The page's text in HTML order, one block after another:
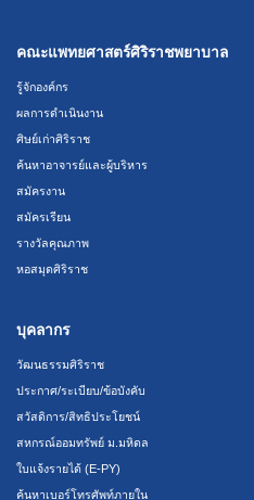
คณะแพทยศาสตร์ศิริราชพยาบาล
รู้จักองค์กร
ผลการดำเนินงาน
ศิษย์เก่าศิริราช
ค้นหาอาจารย์และผู้บริหาร
สมัครงาน
สมัครเรียน
รางวัลคุณภาพ
หอสมุดศิริราช
บุคลากร
วัฒนธรรมศิริราช
ประกาศ/ระเบียบ/ข้อบังคับ
สวัสดิการ/สิทธิประโยชน์
สหกรณ์ออมทรัพย์ ม.มหิดล
ใบแจ้งรายได้ (E-PY)
ค้นหาเบอร์โทรศัพท์ภายใน